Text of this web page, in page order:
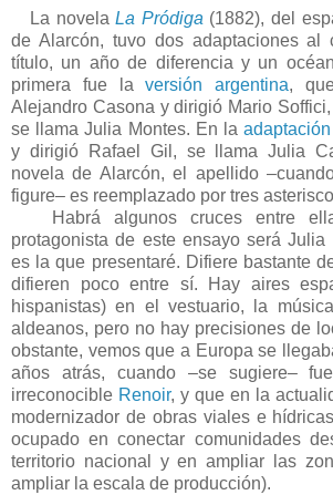
La novelaLa Pródiga (1882), del
de Alarcón, tuvo dos adaptaciones al
título, un año de diferencia y un
primera fue laversión argentina,
Alejandro Casona y dirigió Mario
se llama Julia Montes. En la
y dirigió Rafael Gil, se llama Julia
novela de Alarcón, el apellido
figure– es reemplazado por tres
Habrá algunos cruces entre
protagonista de este ensayo será Julia
es la que presentaré. Difiere bastante
difieren poco entre sí. Hay aires
hispanistas) en el vestuario, la
aldeanos, pero no hay precisiones de
obstante, vemos que a Europa se
años atrás, cuando –se sugiere–
irreconocible Renoir, y que en la
modernizador de obras viales e
ocupado en conectar comunidades
territorio nacional y en ampliar las
ampliar la escala de producción).